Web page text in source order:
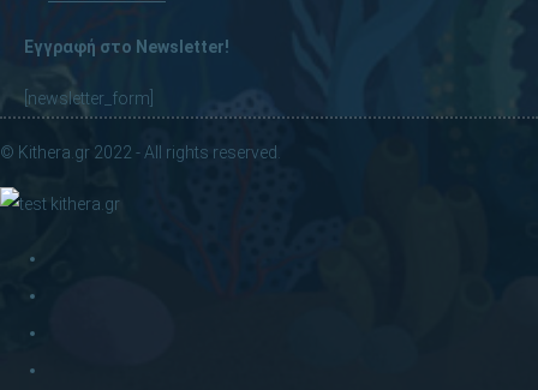
Εγγραφή στο Newsletter!
[newsletter_form]
© Kithera.gr 2022 - All rights reserved.